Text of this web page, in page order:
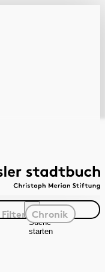
Suche
starten
Filter Chronik